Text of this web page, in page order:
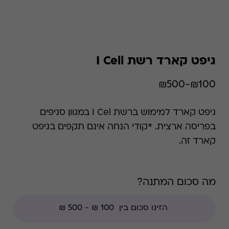
גיפט קארד רשת I Cell
₪100-₪500
גיפט קארד למימוש ברשת I Cel במגוון סניפים
בפריסה ארצית. *קודי הנחה אינם תקפים בגיפט
קארד זה.
מה סכום המתנה?